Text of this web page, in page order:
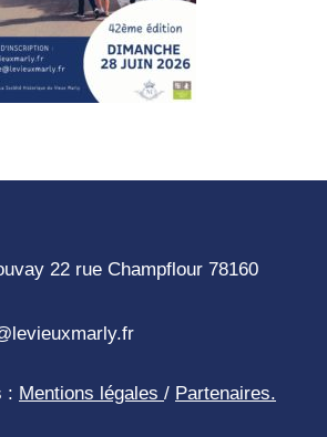
22 rue Champflour 78160
: Mentions légales / Partenaires.